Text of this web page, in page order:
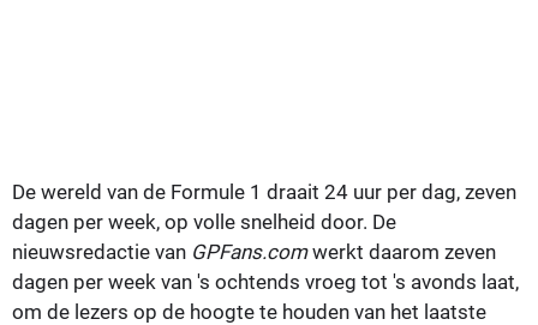
De wereld van de Formule 1 draait 24 uur per dag, zeven
dagen per week, op volle snelheid door. De
nieuwsredactie van GPFans.comwerkt daarom zeven
dagen per week van 's ochtends vroeg tot 's avonds laat,
om de lezers op de hoogte te houden van het laatste